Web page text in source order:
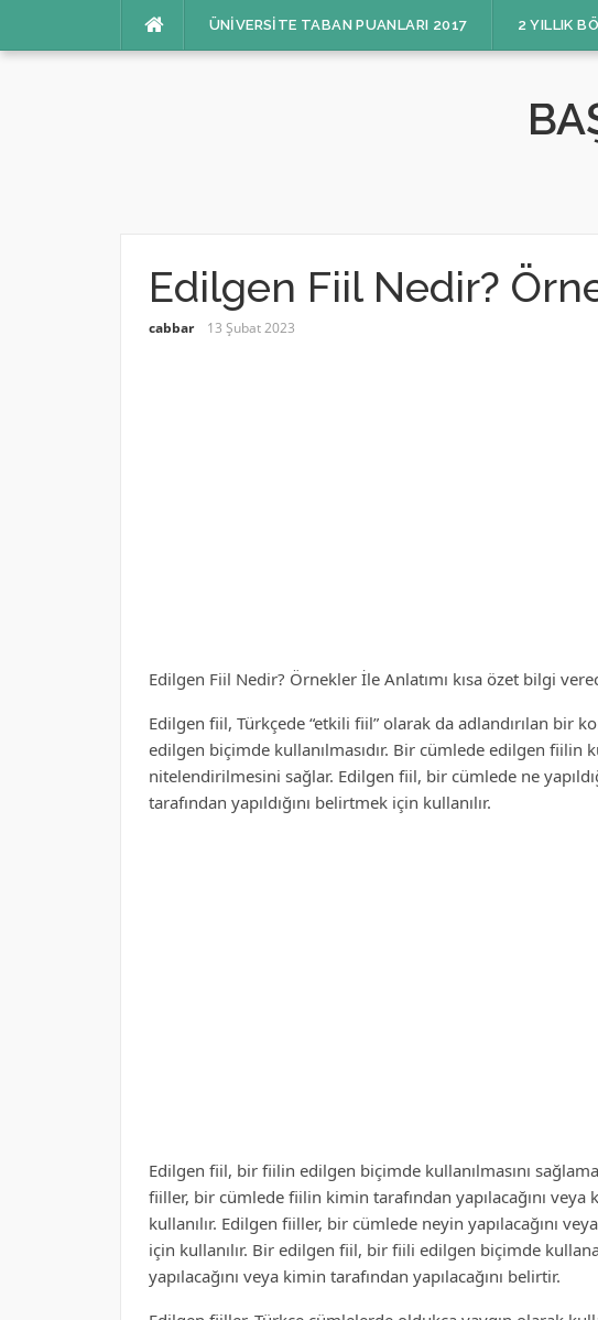
ÜNIVERSITE TABAN PUANLARI 2017 2 YILLIK
Edilgen Fiil Nedir?
cabbar 13 Şubat 2023
Edilgen Fiil Nedir? Örnekler İle Anlatımı kısa özet bilgi
Edilgen fiil, Türkçede “etkili fiil” olarak da adlandırılan bir
edilgen biçimde kullanılmasıdır. Bir cümlede edilgen fiilin
nitelendirilmesini sağlar. Edilgen fiil, bir cümlede ne
tarafından yapıldığını belirtmek için kullanılır.
Edilgen fiil, bir fiilin edilgen biçimde kullanılmasını
fiiller, bir cümlede fiilin kimin tarafından yapılacağını veya
kullanılır. Edilgen fiiller, bir cümlede neyin yapılacağını
için kullanılır. Bir edilgen fiil, bir fiili edilgen biçimde
yapılacağını veya kimin tarafından yapılacağını belirtir.